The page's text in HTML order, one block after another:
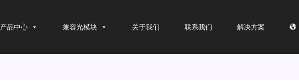
产品中心 兼容光模块 关于我们 联系我们 解决方案